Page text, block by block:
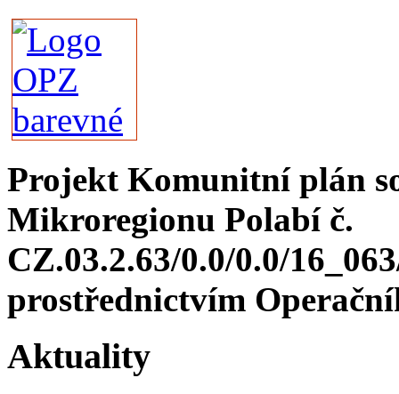
Projekt Komunitní plán
Mikroregionu Polabí č.
CZ.03.2.63/0.0/0.0/
prostřednictvím
Aktuality